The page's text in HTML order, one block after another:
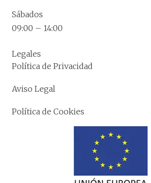
Sábados
09:00 – 14:00
Legales
Política de Privacidad
Aviso Legal
Política de Cookies